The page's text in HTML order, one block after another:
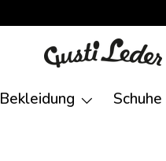
Bekleidung Schuhe